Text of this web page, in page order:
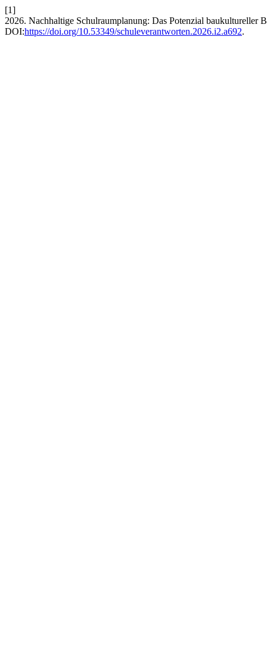
[1]
2026. Nachhaltige Schulraumplanung: Das Potenzial baukultureller
DOI:https://doi.org/10.53349/schuleverantworten.2026.i2.a692.